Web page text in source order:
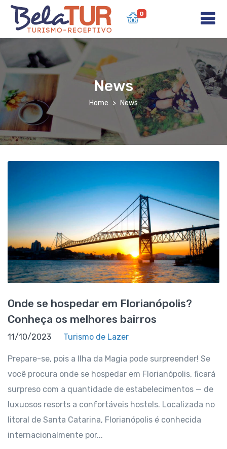
0
News
Home News
Onde se hospedar em Florianópolis?
Conheça os melhores bairros
11/10/2023 Turismo de Lazer
Prepare-se, pois a Ilha da Magia pode surpreender! Se
você procura onde se hospedar em Florianópolis, ficará
surpreso com a quantidade de estabelecimentos — de
luxuosos resorts a confortáveis hostels. Localizada no
litoral de Santa Catarina, Florianópolis é conhecida
internacionalmente por...